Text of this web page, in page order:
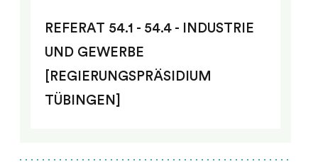
REFERAT 54.1 - 54.4 - INDUSTRIE
UND GEWERBE
[REGIERUNGSPRÄSIDIUM
TÜBINGEN]